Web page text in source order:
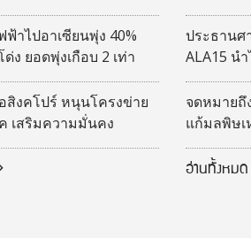
าไปอาเซียนพุ่ง 40%
ง ยอดพุ่งเกือบ 2 เท่า
สิงคโปร์ หนุนโครงข่าย
เสริมความมั่นคง
สู่ฮับโลจิส
ประธานศ
ALA15 น
เศรษฐกิจ
จดหมายถึ
แก้มลพิษ
11 มาตร
อ่านทั้งหมด